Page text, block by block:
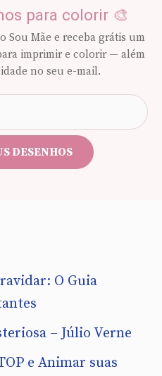
para colorir 🎨
Sou Mãe e receba grátis um
imprimir e colorir — além
no seu e-mail.
e-
mail
DESENHOS
O Guia
– Júlio Verne
e Animar suas